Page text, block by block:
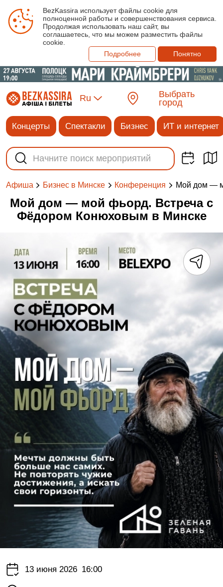
BezKassira использует файлы cookie для
полноценной работы и совершенствования сервиса.
Продолжая использовать наш сайт, вы
соглашаетесь, что мы можем разместить файлы
cookie.
Подробнее
Понятно
Ru
Выбрать
город
Концерты Спектакли Бизнес ИТ и интернет
Афиша Бизнес в Минске Конференция Мой дом —
Мой дом — мой фьорд. Встреча с
Фёдором Конюховым в Минске
13 июня 2026 16:00